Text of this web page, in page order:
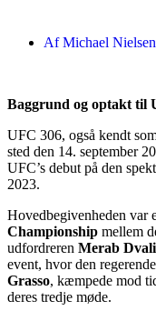
AfMichael Nielsen
Baggrund og optakt til
UFC 306, også kendt
sted den 14. september
UFC’s debut på den
2023.
Hovedbegivenheden var
Championship mellem
udfordreren Merab
event, hvor den
Grasso, kæmpede mod
deres tredje møde.